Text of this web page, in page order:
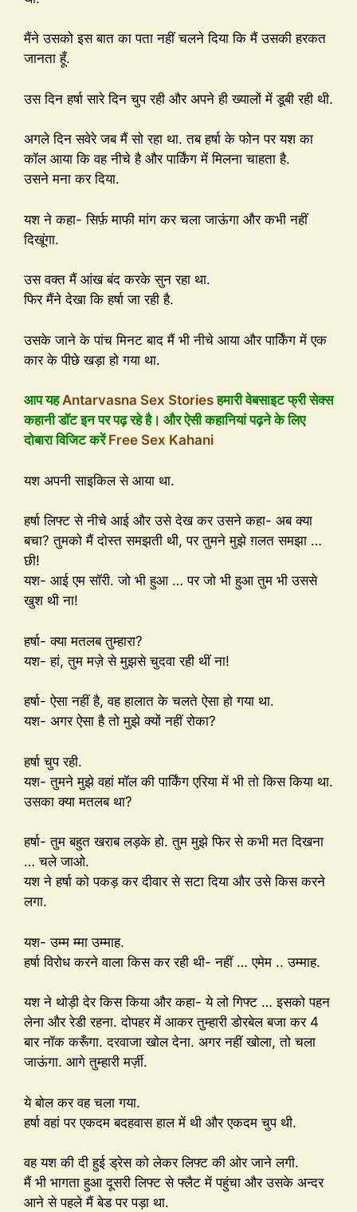
मैंने उसको इस बात का पता नहीं चलने दिया कि मैं उसकी हरकत
जानता हूँ.
उस दिन हर्षा सारे दिन चुप रही और अपने ही ख्यालों में डूबी रही थी.
अगले दिन सवेरे जब मैं सो रहा था. तब हर्षा के फोन पर यश का
कॉल आया कि वह नीचे है और पार्किंग में मिलना चाहता है.
उसने मना कर दिया.
यश ने कहा- सिर्फ़ माफी मांग कर चला जाऊंगा और कभी नहीं
दिखूंगा.
उस वक्त मैं आंख बंद करके सुन रहा था.
फिर मैंने देखा कि हर्षा जा रही है.
उसके जाने के पांच मिनट बाद मैं भी नीचे आया और पार्किंग में एक
कार के पीछे खड़ा हो गया था.
आप यहAntarvasna Sex Storiesहमारी वेबसाइट फ्री सेक्स
कहानी डॉट इन पर पढ़ रहे है। और ऐसी कहानियां पढ़ने के लिए
दोबारा विजिट करेंFree Sex Kahani
यश अपनी साइकिल से आया था.
हर्षा लिफ्ट से नीचे आई और उसे देख कर उसने कहा- अब क्या
बचा? तुमको मैं दोस्त समझती थी, पर तुमने मुझे ग़लत समझा …
छी!
यश- आई एम सॉरी. जो भी हुआ … पर जो भी हुआ तुम भी उससे
खुश थी ना!
हर्षा- क्या मतलब तुम्हारा?
यश- हां, तुम मज़े से मुझसे चुदवा रही थीं ना!
हर्षा- ऐसा नहीं है, वह हालात के चलते ऐसा हो गया था.
यश- अगर ऐसा है तो मुझे क्यों नहीं रोका?
हर्षा चुप रही.
यश- तुमने मुझे वहां मॉल की पार्किंग एरिया में भी तो किस किया था.
उसका क्या मतलब था?
हर्षा- तुम बहुत खराब लड़के हो. तुम मुझे फिर से कभी मत दिखना
… चले जाओ.
यश ने हर्षा को पकड़ कर दीवार से सटा दिया और उसे किस करने
लगा.
यश- उम्म म्मा उम्माह.
हर्षा विरोध करने वाला किस कर रही थी- नहीं … एमेम .. उम्माह.
यश ने थोड़ी देर किस किया और कहा- ये लो गिफ्ट … इसको पहन
लेना और रेडी रहना. दोपहर में आकर तुम्हारी डोरबेल बजा कर 4
बार नॉक करूँगा. दरवाजा खोल देना. अगर नहीं खोला, तो चला
जाऊंगा. आगे तुम्हारी मर्ज़ी.
ये बोल कर वह चला गया.
हर्षा वहां पर एकदम बदहवास हाल में थी और एकदम चुप थी.
वह यश की दी हुई ड्रेस को लेकर लिफ्ट की ओर जाने लगी.
मैं भी भागता हुआ दूसरी लिफ्ट से फ्लैट में पहुंचा और उसके अन्दर
आने से पहले मैं बेड पर पड़ा था.